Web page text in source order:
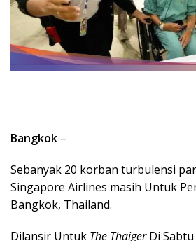
Bangkok –
Sebanyak 20 korban turbulensi
Singapore Airlines masih Untuk
Bangkok, Thailand.
Dilansir Untuk The ThaigerDi Sabtu